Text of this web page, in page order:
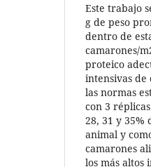
Este trabajo
g de peso
dentro de
camarones/
proteico
intensivas de
las normas
con 3
28, 31 y 35%
animal y
camarones
los más altos